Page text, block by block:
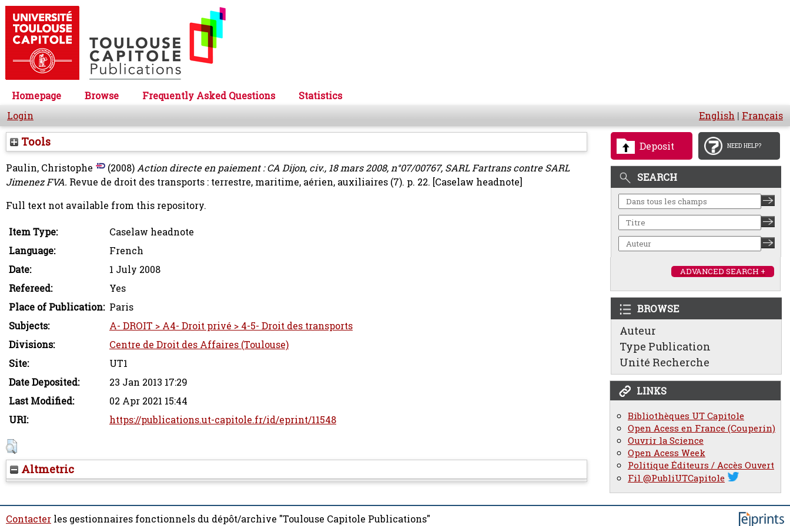
Homepage Browse Frequently Asked Questions
Statistics
Login
English | Français
Deposit NEED HELP?
SEARCH
ADVANCED SEARCH +
BROWSE
Auteur
Type Publication
Unité Recherche
LINKS
Bibliothèques UT Capitole
Open Acess en France (Couperin)
Ouvrir la Science
Open Acess Week
Politique Éditeurs / Accès Ouvert
Fil @PubliUTCapitole
Tools
Paulin, Christophe (2008)Action directe en paiement : CA Dijon, civ., 18 mars 2008, n°07/00767, SARL Fartrans contre SARL
Jimenez FVA. Revue de droit des transports : terrestre, maritime, aérien, auxiliaires (7). p. 22. [Caselaw headnote]
Full text not available from this repository.
Item Type:
Caselaw headnote
Language:
French
Date:
1 July 2008
Refereed:
Yes
Place of Publication: Paris
Subjects:
A- DROIT > A4- Droit privé > 4-5- Droit des transports
Divisions:
Centre de Droit des Affaires (Toulouse)
Site:
UT1
Date Deposited:
23 Jan 2013 17:29
Last Modified:
02 Apr 2021 15:44
URI:
https://publications.ut-capitole.fr/id/eprint/11548
Altmetric
Contacter les gestionnaires fonctionnels du dépôt/archive "Toulouse Capitole Publications"